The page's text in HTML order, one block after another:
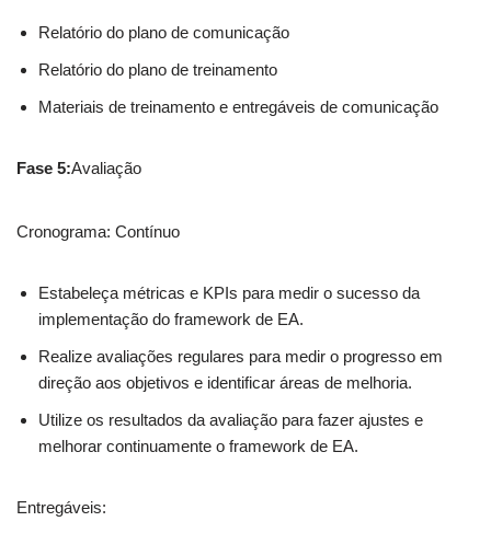
Relatório do plano de comunicação
Relatório do plano de treinamento
Materiais de treinamento e entregáveis de comunicação
Fase 5:Avaliação
Cronograma: Contínuo
Estabeleça métricas e KPIs para medir o sucesso da
implementação do framework de EA.
Realize avaliações regulares para medir o progresso em
direção aos objetivos e identificar áreas de melhoria.
Utilize os resultados da avaliação para fazer ajustes e
melhorar continuamente o framework de EA.
Entregáveis: